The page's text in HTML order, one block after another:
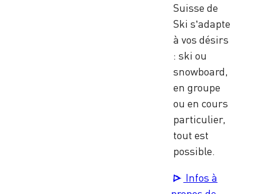
Suisse de
Ski s’adapte
à vos désirs
: ski ou
snowboard,
en groupe
ou en cours
particulier,
tout est
possible.
Infos à